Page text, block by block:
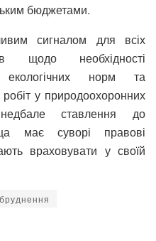
бюджетами.
сигналом для всіх
щодо необхідності
екологічних норм та
у природоохоронних
ставлення до
має суворі правові
враховувати у своїй